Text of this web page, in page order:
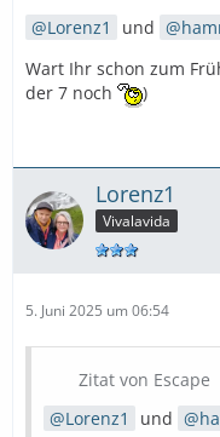
Lorenz1
und
Wart Ihr schon zum
der 7 noch
)
Lorenz1
Vivalavida
5. Juni 2025 um 06:54
Zitat von Escape
Lorenz1
und